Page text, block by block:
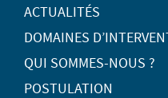
ACTUALITÉS
DOMAINES
QUI SOMMES-NOUS ?
POSTULATION